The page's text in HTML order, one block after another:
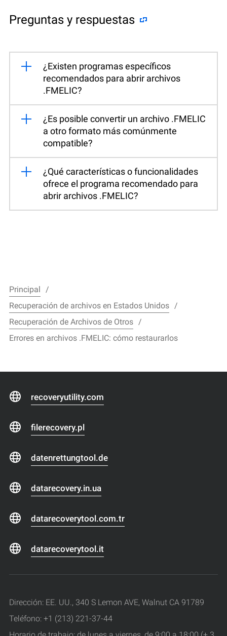
Preguntas y respuestas
¿Existen programas específicos
recomendados para abrir archivos
.FMELIC?
¿Es posible convertir un archivo .FMELIC
a otro formato más comúnmente
compatible?
¿Qué características o funcionalidades
ofrece el programa recomendado para
abrir archivos .FMELIC?
Principal
Recuperación de archivos en Estados Unidos
Recuperación de Archivos de Otros
Errores en archivos .FMELIC: cómo restaurarlos
recoveryutility.com
filerecovery.pl
datenrettungtool.de
datarecovery.in.ua
datarecoverytool.com.tr
datarecoverytool.it
Dirección: EE. UU., 340 S Lemon AVE, Walnut CA 91789
Teléfono: +1 (213) 221-37-44